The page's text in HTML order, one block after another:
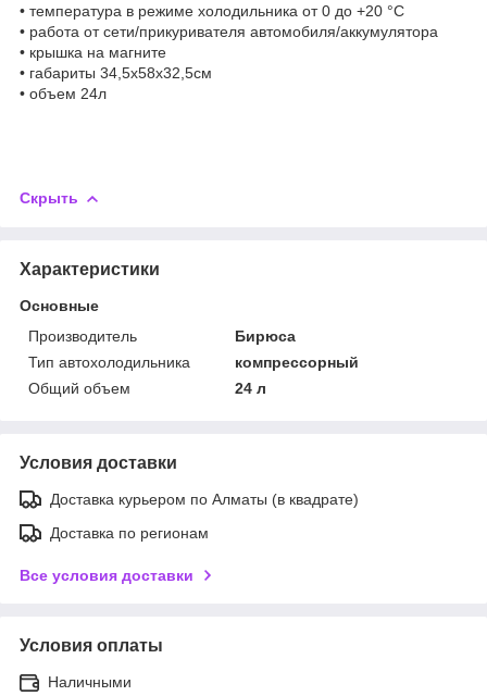
• температура в режиме холодильника от 0 до +20 °C
• работа от сети/прикуривателя автомобиля/аккумулятора
• крышка на магните
• габариты 34,5х58х32,5см
• объем 24л
Скрыть
Характеристики
Основные
Производитель
Бирюса
Тип автохолодильника
компрессорный
Общий объем
24 л
Условия доставки
Доставка курьером по Алматы (в квадрате)
Доставка по регионам
Все условия доставки
Условия оплаты
Наличными